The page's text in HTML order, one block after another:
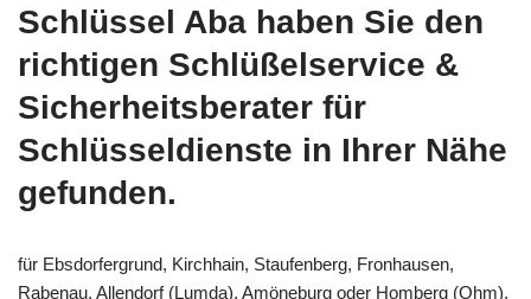
Schlüssel Aba haben Sie den
richtigen Schlüßelservice &
Sicherheitsberater für
Schlüsseldienste in Ihrer Nähe
gefunden.
für Ebsdorfergrund, Kirchhain, Staufenberg, Fronhausen,
Rabenau, Allendorf (Lumda), Amöneburg oder Homberg (Ohm),